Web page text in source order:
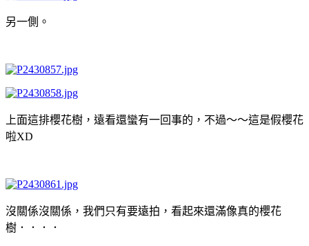
另一側。
上面這排櫻花樹，遠看還蠻有一回事的，不過～～這是假櫻花
啦XD
沒關係沒關係，我們只有要遠拍，看起來還滿像真的櫻花
樹．．．．